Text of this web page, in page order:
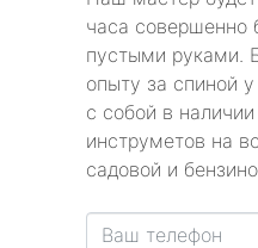
часа совершенно
пустыми руками.
опыту за спиной
с собой в
инструметов на
садовой и